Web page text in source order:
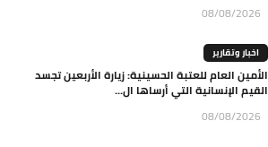
08/08/2026
اخبار وتقارير
الأمين العام للعتبة الحسينية: زيارة الأربعين تجسد
القيم الإنسانية التي أرساها ال...
08/08/2026